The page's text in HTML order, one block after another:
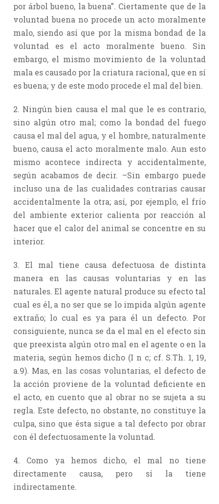
por árbol bueno, la buena”. Ciertamente que de la
voluntad buena no procede un acto moralmente
malo, siendo así que por la misma bondad de la
voluntad es el acto moralmente bueno. Sin
embargo, el mismo movimiento de la voluntad
mala es causado por la criatura racional, que en sí
es buena; y de este modo procede el mal del bien.
2. Ningún bien causa el mal que le es contrario,
sino algún otro mal; como la bondad del fuego
causa el mal del agua, y el hombre, naturalmente
bueno, causa el acto moralmente malo. Aun esto
mismo acontece indirecta y accidentalmente,
según acabamos de decir. –Sin embargo puede
incluso una de las cualidades contrarias causar
accidentalmente la otra; así, por ejemplo, el frío
del ambiente exterior calienta por reacción al
hacer que el calor del animal se concentre en su
interior.
3. El mal tiene causa defectuosa de distinta
manera en las causas voluntarias y en las
naturales. El agente natural produce su efecto tal
cual es él, a no ser que se lo impida algún agente
extraño; lo cual es ya para él un defecto. Por
consiguiente, nunca se da el mal en el efecto sin
que preexista algún otro mal en el agente o en la
materia, según hemos dicho (I n c; cf. S.Th. 1, 19,
a.9). Mas, en las cosas voluntarias, el defecto de
la acción proviene de la voluntad deficiente en
el acto, en cuento que al obrar no se sujeta a su
regla. Este defecto, no obstante, no constituye la
culpa, sino que ésta sigue a tal defecto por obrar
con él defectuosamente la voluntad.
4. Como ya hemos dicho, el mal no tiene
directamente causa, pero sí la tiene
indirectamente.